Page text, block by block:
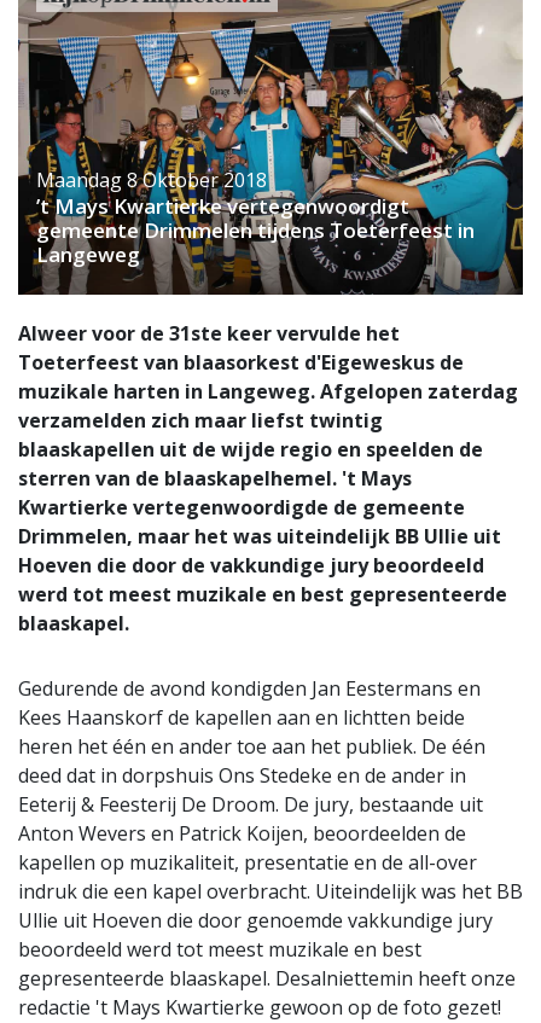
Maandag 8 Oktober 2018
’t Mays Kwartierke vertegenwoordigt
gemeente Drimmelen tijdens Toeterfeest in
Langeweg
Alweer voor de 31ste keer vervulde het
Toeterfeest van blaasorkest d'Eigeweskus de
muzikale harten in Langeweg. Afgelopen zaterdag
verzamelden zich maar liefst twintig
blaaskapellen uit de wijde regio en speelden de
sterren van de blaaskapelhemel. 't Mays
Kwartierke vertegenwoordigde de gemeente
Drimmelen, maar het was uiteindelijk BB Ullie uit
Hoeven die door de vakkundige jury beoordeeld
werd tot meest muzikale en best gepresenteerde
blaaskapel.
Gedurende de avond kondigden Jan Eestermans en
Kees Haanskorf de kapellen aan en lichtten beide
heren het één en ander toe aan het publiek. De één
deed dat in dorpshuis Ons Stedeke en de ander in
Eeterij & Feesterij De Droom. De jury, bestaande uit
Anton Wevers en Patrick Koijen, beoordeelden de
kapellen op muzikaliteit, presentatie en de all-over
indruk die een kapel overbracht. Uiteindelijk was het BB
Ullie uit Hoeven die door genoemde vakkundige jury
beoordeeld werd tot meest muzikale en best
gepresenteerde blaaskapel. Desalniettemin heeft onze
redactie 't Mays Kwartierke gewoon op de foto gezet!